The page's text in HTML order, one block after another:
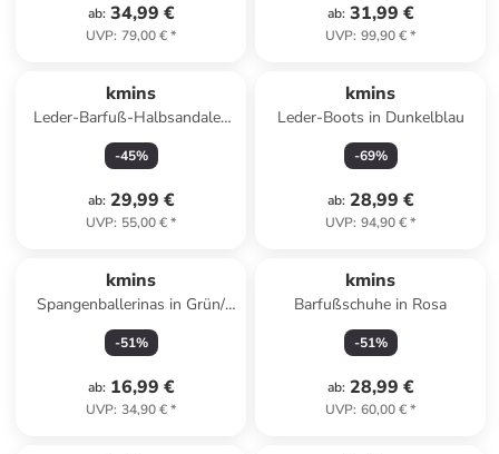
ab: 34,99 €
UVP: 79,00 €*
ab: 31,99 €
UVP: 99,90 €*
kmins
Leder-Barfuß-Halbsandalen
in Gelb
-45%
ab: 29,99 €
UVP: 55,00 €*
kmins
Leder-Boots in Dunkelblau
-69%
ab: 28,99 €
UVP: 94,90 €*
kmins
Spangenballerinas in Grün/
Weiß/ Pink
-51%
ab: 16,99 €
UVP: 34,90 €*
kmins
Barfußschuhe in Rosa
-51%
ab: 28,99 €
UVP: 60,00 €*